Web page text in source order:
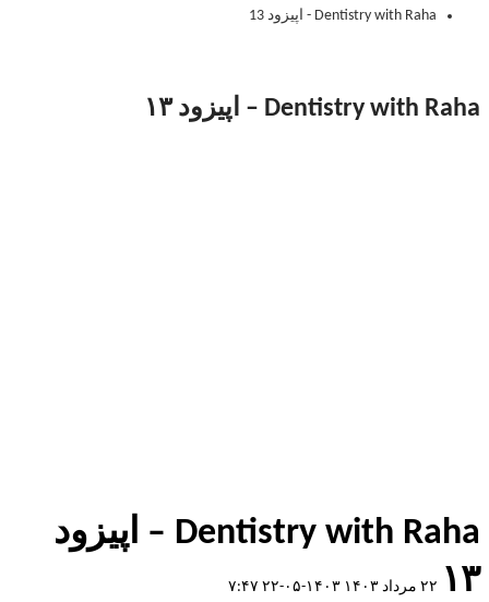
Dentistry with Raha - اپیزود 13
Dentistry with Raha – اپیزود ۱۳
Dentistry with Raha – اپیزود
۱۳ ۲۲ مرداد ۱۴۰۳ ۱۴۰۳-۰۵-۲۲ ۷:۴۷